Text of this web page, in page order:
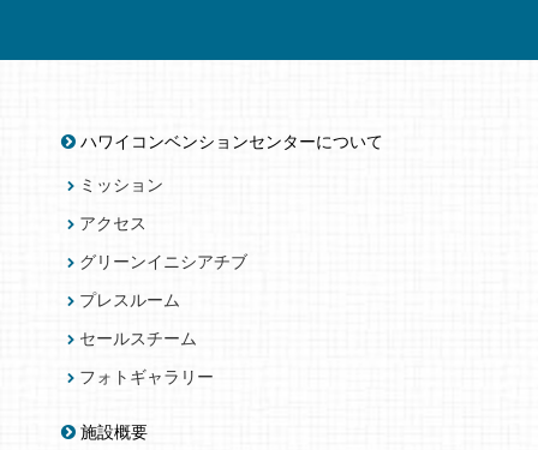
ハワイコンベンションセンターについて
ミッション
アクセス
グリーンイニシアチブ
プレスルーム
セールスチーム
フォトギャラリー
施設概要